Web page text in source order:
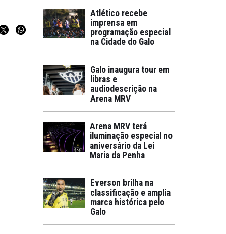
Atlético recebe
imprensa em
programação especial
na Cidade do Galo
Galo inaugura tour em
libras e
audiodescrição na
Arena MRV
Arena MRV terá
iluminação especial no
aniversário da Lei
Maria da Penha
Everson brilha na
classificação e amplia
marca histórica pelo
Galo